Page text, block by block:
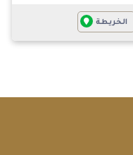
الخريطة